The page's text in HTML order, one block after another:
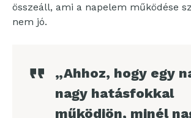
összeáll, ami a napelem működése
nem jó.
„Ahhoz, hogy egy
nagy hatásfokkal
működjön, minél